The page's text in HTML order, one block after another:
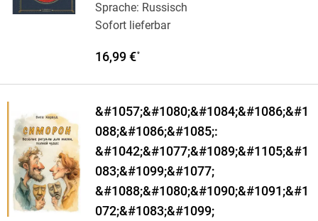
Sprache: Russisch
Sofort lieferbar
16,99 €*
&#1057;&#1080;&#1084;&#1086;&#1
088;&#1086;&#1085;:
&#1042;&#1077;&#1089;&#1105;&#1
083;&#1099;&#1077;
&#1088;&#1080;&#1090;&#1091;&#1
072;&#1083;&#1099;